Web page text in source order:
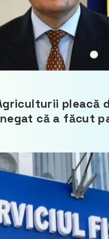
pleacă
că a făcut